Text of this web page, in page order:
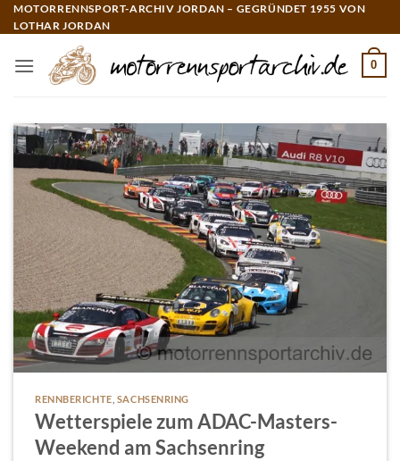
Zum
Inhalt
MOTORRENNSPORT-ARCHIV JORDAN – GEGRÜNDET 1955 VON
LOTHAR JORDAN
0
RENNBERICHTE SACHSENRING
Wetterspiele zum ADAC-Masters-
Weekend am Sachsenring